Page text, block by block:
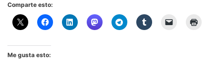
Comparte esto:
Me gusta esto: